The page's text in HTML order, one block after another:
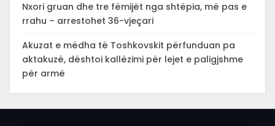
Nxori gruan dhe tre fëmijët nga shtëpia, më pas e
rrahu – arrestohet 36-vjeçari
Akuzat e mëdha të Toshkovskit përfunduan pa
aktakuzë, dështoi kallëzimi për lejet e paligjshme
për armë